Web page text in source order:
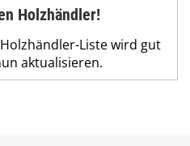
Holzhändler!
Liste wird gut
aktualisieren.